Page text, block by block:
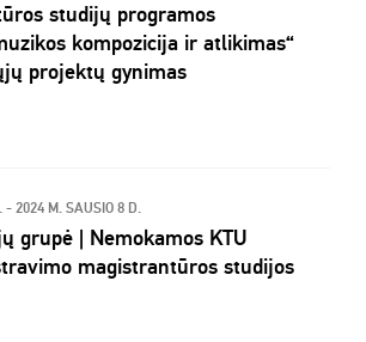
studijų programos
kompozicija ir atlikimas“
projektų gynimas
- 2024 M. SAUSIO 8 D.
grupė | Nemokamos KTU
magistrantūros studijos